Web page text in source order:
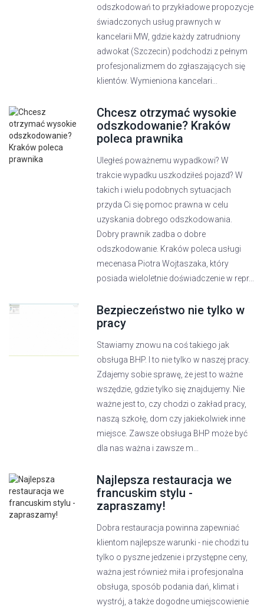
odszkodowań to przykładowe propozycje
świadczonych usług prawnych w
kancelarii MW, gdzie każdy zatrudniony
adwokat (Szczecin) podchodzi z pełnym
profesjonalizmem do zgłaszających się
klientów. Wymieniona kancelari...
Chcesz otrzymać wysokie
odszkodowanie? Kraków
poleca prawnika
Uległeś poważnemu wypadkowi? W
trakcie wypadku uszkodziłeś pojazd? W
takich i wielu podobnych sytuacjach
przyda Ci się pomoc prawna w celu
uzyskania dobrego odszkodowania.
Dobry prawnik zadba o dobre
odszkodowanie. Kraków poleca usługi
mecenasa Piotra Wojtaszaka, który
posiada wieloletnie doświadczenie w repr...
Bezpieczeństwo nie tylko w
pracy
Stawiamy znowu na coś takiego jak
obsługa BHP. I to nie tylko w naszej pracy.
Zdajemy sobie sprawę, że jest to ważne
wszędzie, gdzie tylko się znajdujemy. Nie
ważne jest to, czy chodzi o zakład pracy,
naszą szkołę, dom czy jakiekolwiek inne
miejsce. Zawsze obsługa BHP może być
dla nas ważna i zawsze m...
Najlepsza restauracja we
francuskim stylu -
zapraszamy!
Dobra restauracja powinna zapewniać
klientom najlepsze warunki - nie chodzi tu
tylko o pyszne jedzenie i przystępne ceny,
ważna jest również miła i profesjonalna
obsługa, sposób podania dań, klimat i
wystrój, a także dogodne umiejscowienie